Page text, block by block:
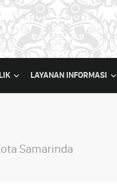
LAYANAN INFORMASI
Samarinda